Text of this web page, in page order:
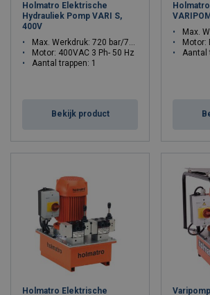
Holmatro Elektrische
Hydrauliek Pomp VARI S,
400V
Max. Werkdruk: 720 bar/72 Mpa
Motor: 400VAC 3 Ph- 50 Hz
Aantal trappen: 1
Bekijk product
Max.
Motor:
Aantal
Holmatro Elektrische